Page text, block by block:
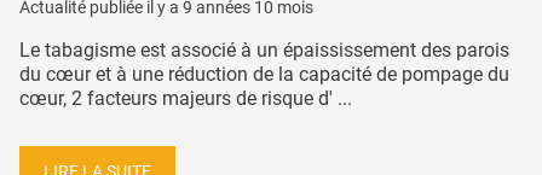
Actualité publiée il y a 9 années 10 mois
Le tabagisme est associé à un épaississement des parois
du cœur et à une réduction de la capacité de pompage du
cœur, 2 facteurs majeurs de risque d' ...